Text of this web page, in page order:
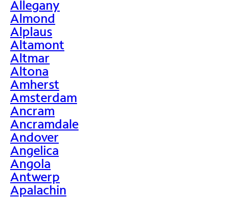
Allegany
Almond
Alplaus
Altamont
Altmar
Altona
Amherst
Amsterdam
Ancram
Ancramdale
Andover
Angelica
Angola
Antwerp
Apalachin